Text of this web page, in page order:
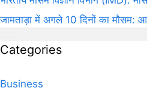
जामताड़ा में अगले 10 दिनों का मौसम:
Categories
Business